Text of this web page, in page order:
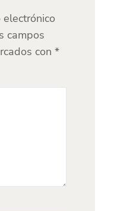
electrónico
campos
con *